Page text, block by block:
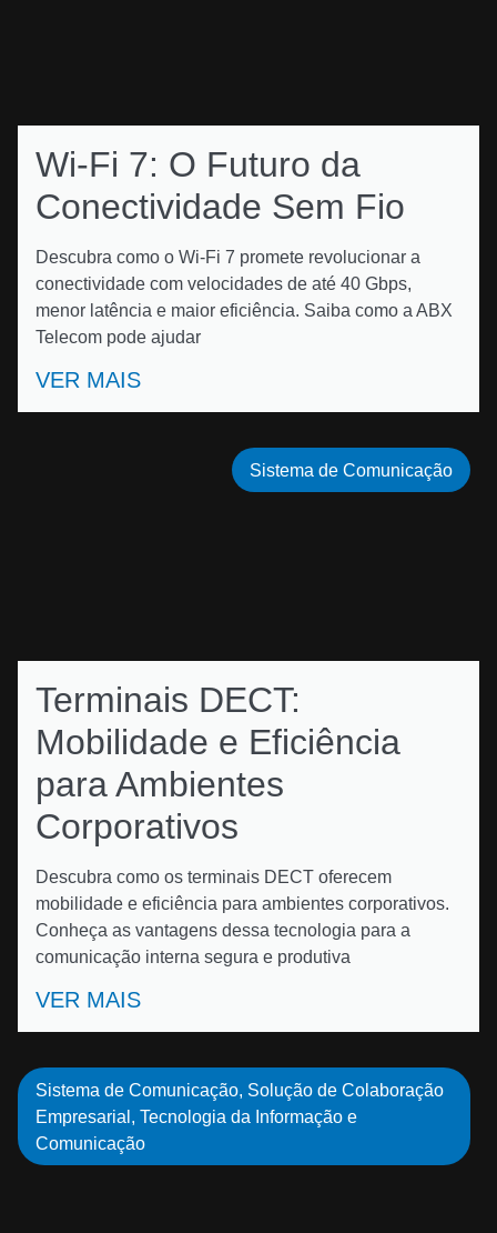
Wi-Fi 7: O Futuro da
Conectividade Sem Fio
Descubra como o Wi-Fi 7 promete revolucionar a
conectividade com velocidades de até 40 Gbps,
menor latência e maior eficiência. Saiba como a ABX
Telecom pode ajudar
VER MAIS
Terminais DECT:
Mobilidade e Eficiência
para Ambientes
Corporativos
Descubra como os terminais DECT oferecem
mobilidade e eficiência para ambientes corporativos.
Conheça as vantagens dessa tecnologia para a
comunicação interna segura e produtiva
VER MAIS
Sistema de Comunicação
Sistema de Comunicação, Solução de Colaboração
Empresarial , Tecnologia da Informação e
Comunicação